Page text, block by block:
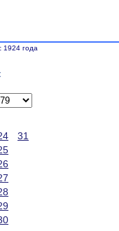
1924 года
31